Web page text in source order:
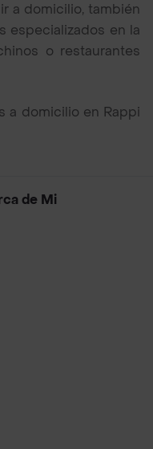
a domicilio, también
especializados en la
o restaurantes
a domicilio en Rappi
de Mi